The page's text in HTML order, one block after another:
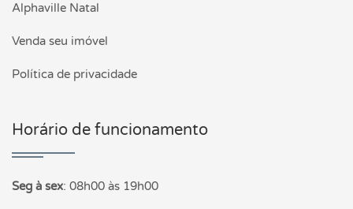
Alphaville Natal
Venda seu imóvel
Política de privacidade
Horário de funcionamento
Seg à sex: 08h00 às 19h00